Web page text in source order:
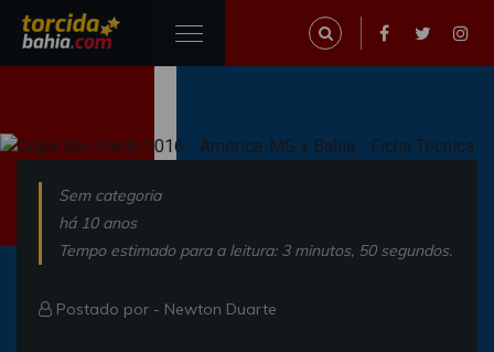
Sem categoria
há 10 anos
Tempo estimado para a leitura: 3 minutos, 50 segundos.
Postado por - Newton Duarte